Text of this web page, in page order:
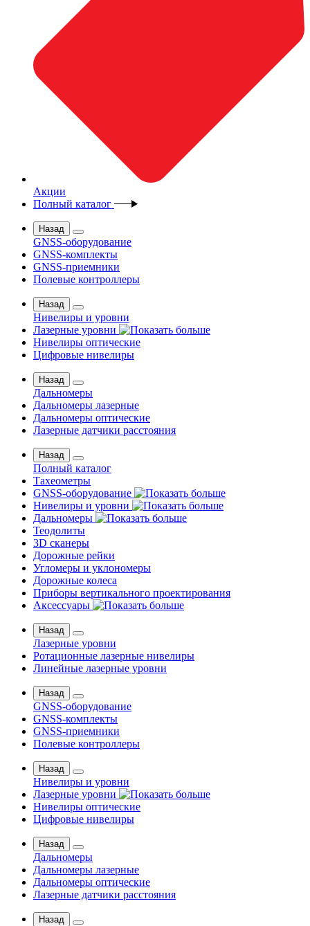
Акции
Полный каталог
Назад
GNSS-оборудование
GNSS-комплекты
GNSS-приемники
Полевые контроллеры
Назад
Нивелиры и уровни
Лазерные уровни
Нивелиры оптические
Цифровые нивелиры
Назад
Дальномеры
Дальномеры лазерные
Дальномеры оптические
Лазерные датчики расстояния
Назад
Полный каталог
Тахеометры
GNSS-оборудование
Нивелиры и уровни
Дальномеры
Теодолиты
3D сканеры
Дорожные рейки
Угломеры и уклономеры
Дорожные колеса
Приборы вертикального проектирования
Аксессуары
Назад
Лазерные уровни
Ротационные лазерные нивелиры
Линейные лазерные уровни
Назад
GNSS-оборудование
GNSS-комплекты
GNSS-приемники
Полевые контроллеры
Назад
Нивелиры и уровни
Лазерные уровни
Нивелиры оптические
Цифровые нивелиры
Назад
Дальномеры
Дальномеры лазерные
Дальномеры оптические
Лазерные датчики расстояния
Назад